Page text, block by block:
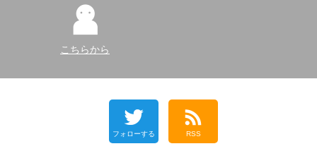
こちらから
フォローする RSS